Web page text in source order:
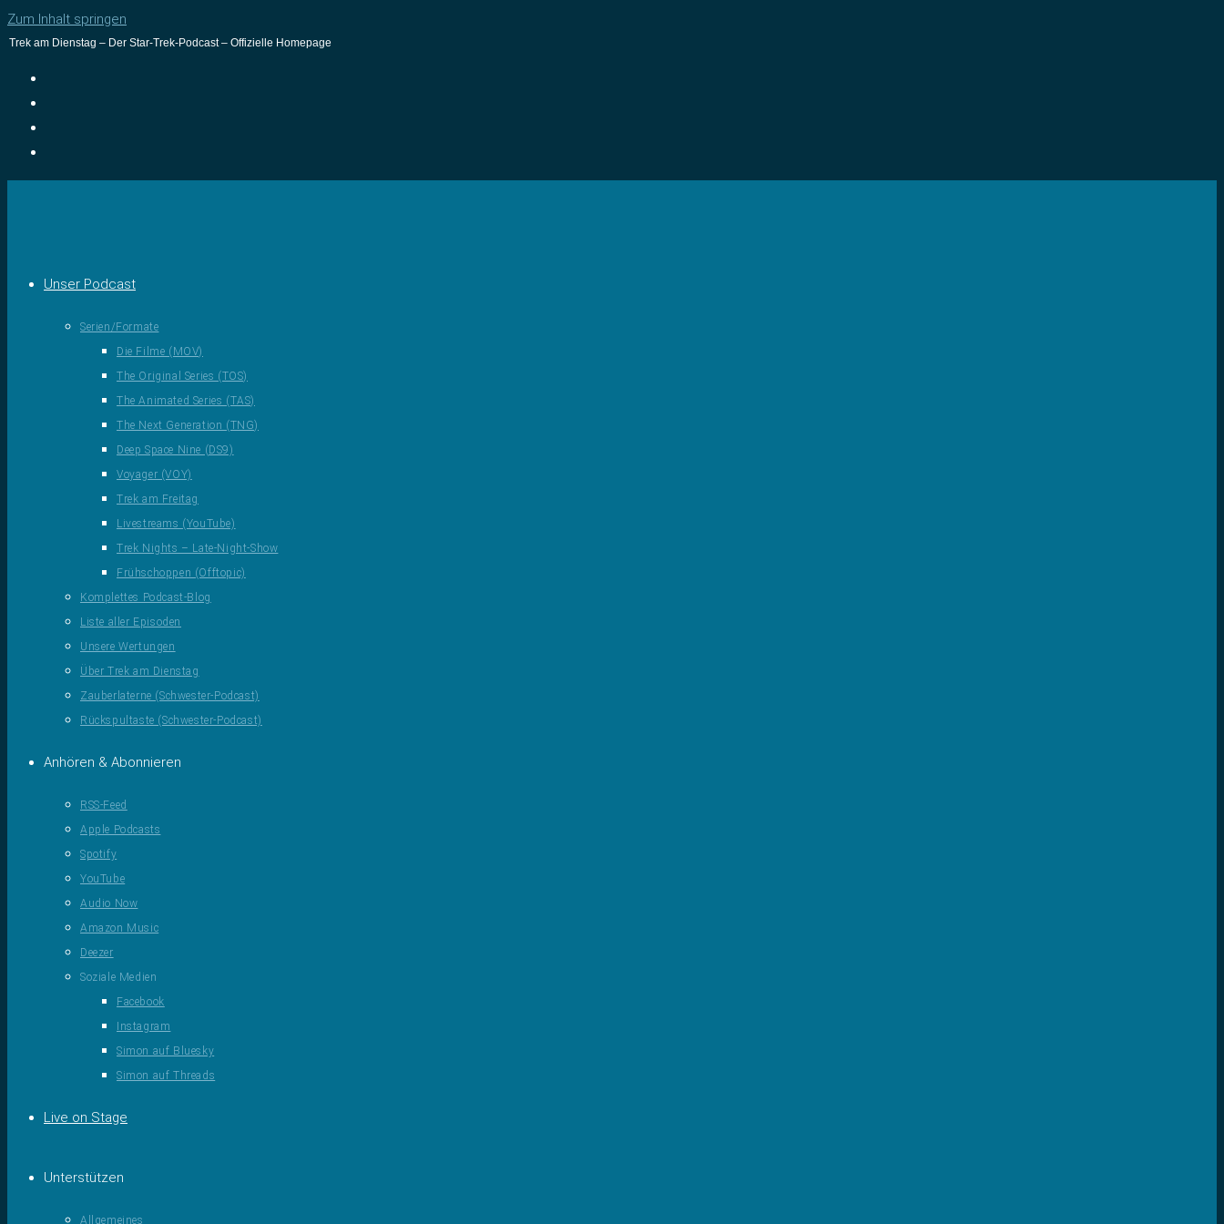
Zum Inhalt springen
Trek am Dienstag – Der Star-Trek-Podcast – Offizielle Homepage
Unser Podcast
Serien/Formate
Die Filme (MOV)
The Original Series (TOS)
The Animated Series (TAS)
The Next Generation (TNG)
Deep Space Nine (DS9)
Voyager (VOY)
Trek am Freitag
Livestreams (YouTube)
Trek Nights – Late-Night-Show
Frühschoppen (Offtopic)
Komplettes Podcast-Blog
Liste aller Episoden
Unsere Wertungen
Über Trek am Dienstag
Zauberlaterne (Schwester-Podcast)
Rückspultaste (Schwester-Podcast)
Anhören & Abonnieren
RSS-Feed
Apple Podcasts
Spotify
YouTube
Audio Now
Amazon Music
Deezer
Soziale Medien
Facebook
Instagram
Simon auf Bluesky
Simon auf Threads
Live on Stage
Unterstützen
Allgemeines